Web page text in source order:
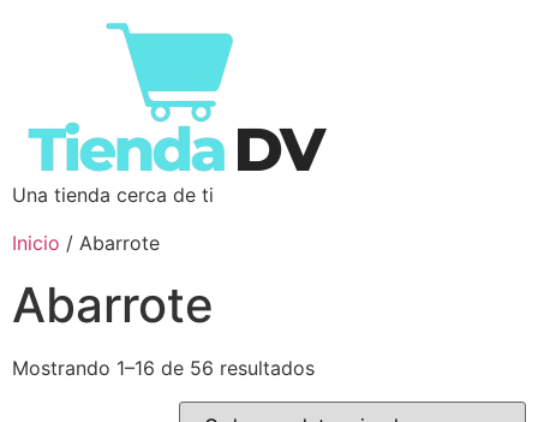
Una tienda cerca de ti
Inicio / Abarrote
Abarrote
Mostrando 1–16 de 56 resultados